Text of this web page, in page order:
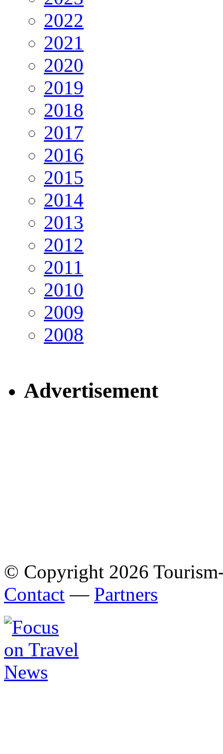
2022
2021
2020
2019
2018
2017
2016
2015
2014
2013
2012
2011
2010
2009
2008
Advertisement
© Copyright 2026
Contact — Partners